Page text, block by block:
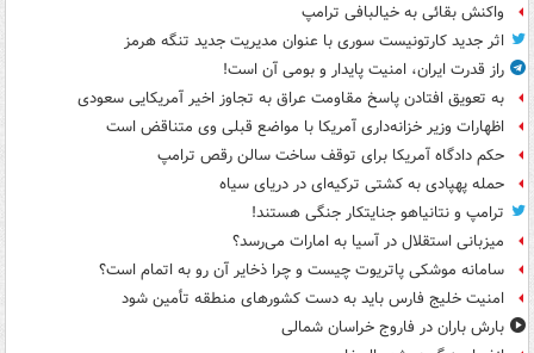
واکنش بقائی به خیالبافی ترامپ
اثر جدید کارتونیست سوری با عنوان مدیریت جدید تنگه هرمز
راز قدرت ایران، امنیت پایدار و بومی آن است!
به تعویق افتادن پاسخ مقاومت عراق به تجاوز اخیر آمریکایی سعودی
اظهارات وزیر خزانه‌داری آمریکا با مواضع قبلی وی متناقض است
حکم دادگاه آمریکا برای توقف ساخت سالن رقص ترامپ
حمله پهپادی به کشتی ترکیه‌ای در دریای سیاه
ترامپ و نتانیاهو جنایتکار جنگی هستند!
میزبانی استقلال در آسیا به امارات می‌رسد؟
سامانه موشکی پاتریوت چیست و چرا ذخایر آن رو به اتمام است؟
امنیت خلیج فارس باید به دست کشورهای منطقه تأمین شود
بارش باران در فاروج خراسان شمالی